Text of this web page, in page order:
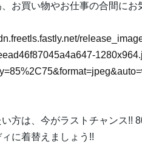
お買い物やお仕事の合間にお
方は、今がラストチャンス!!
に着替えましょう!!